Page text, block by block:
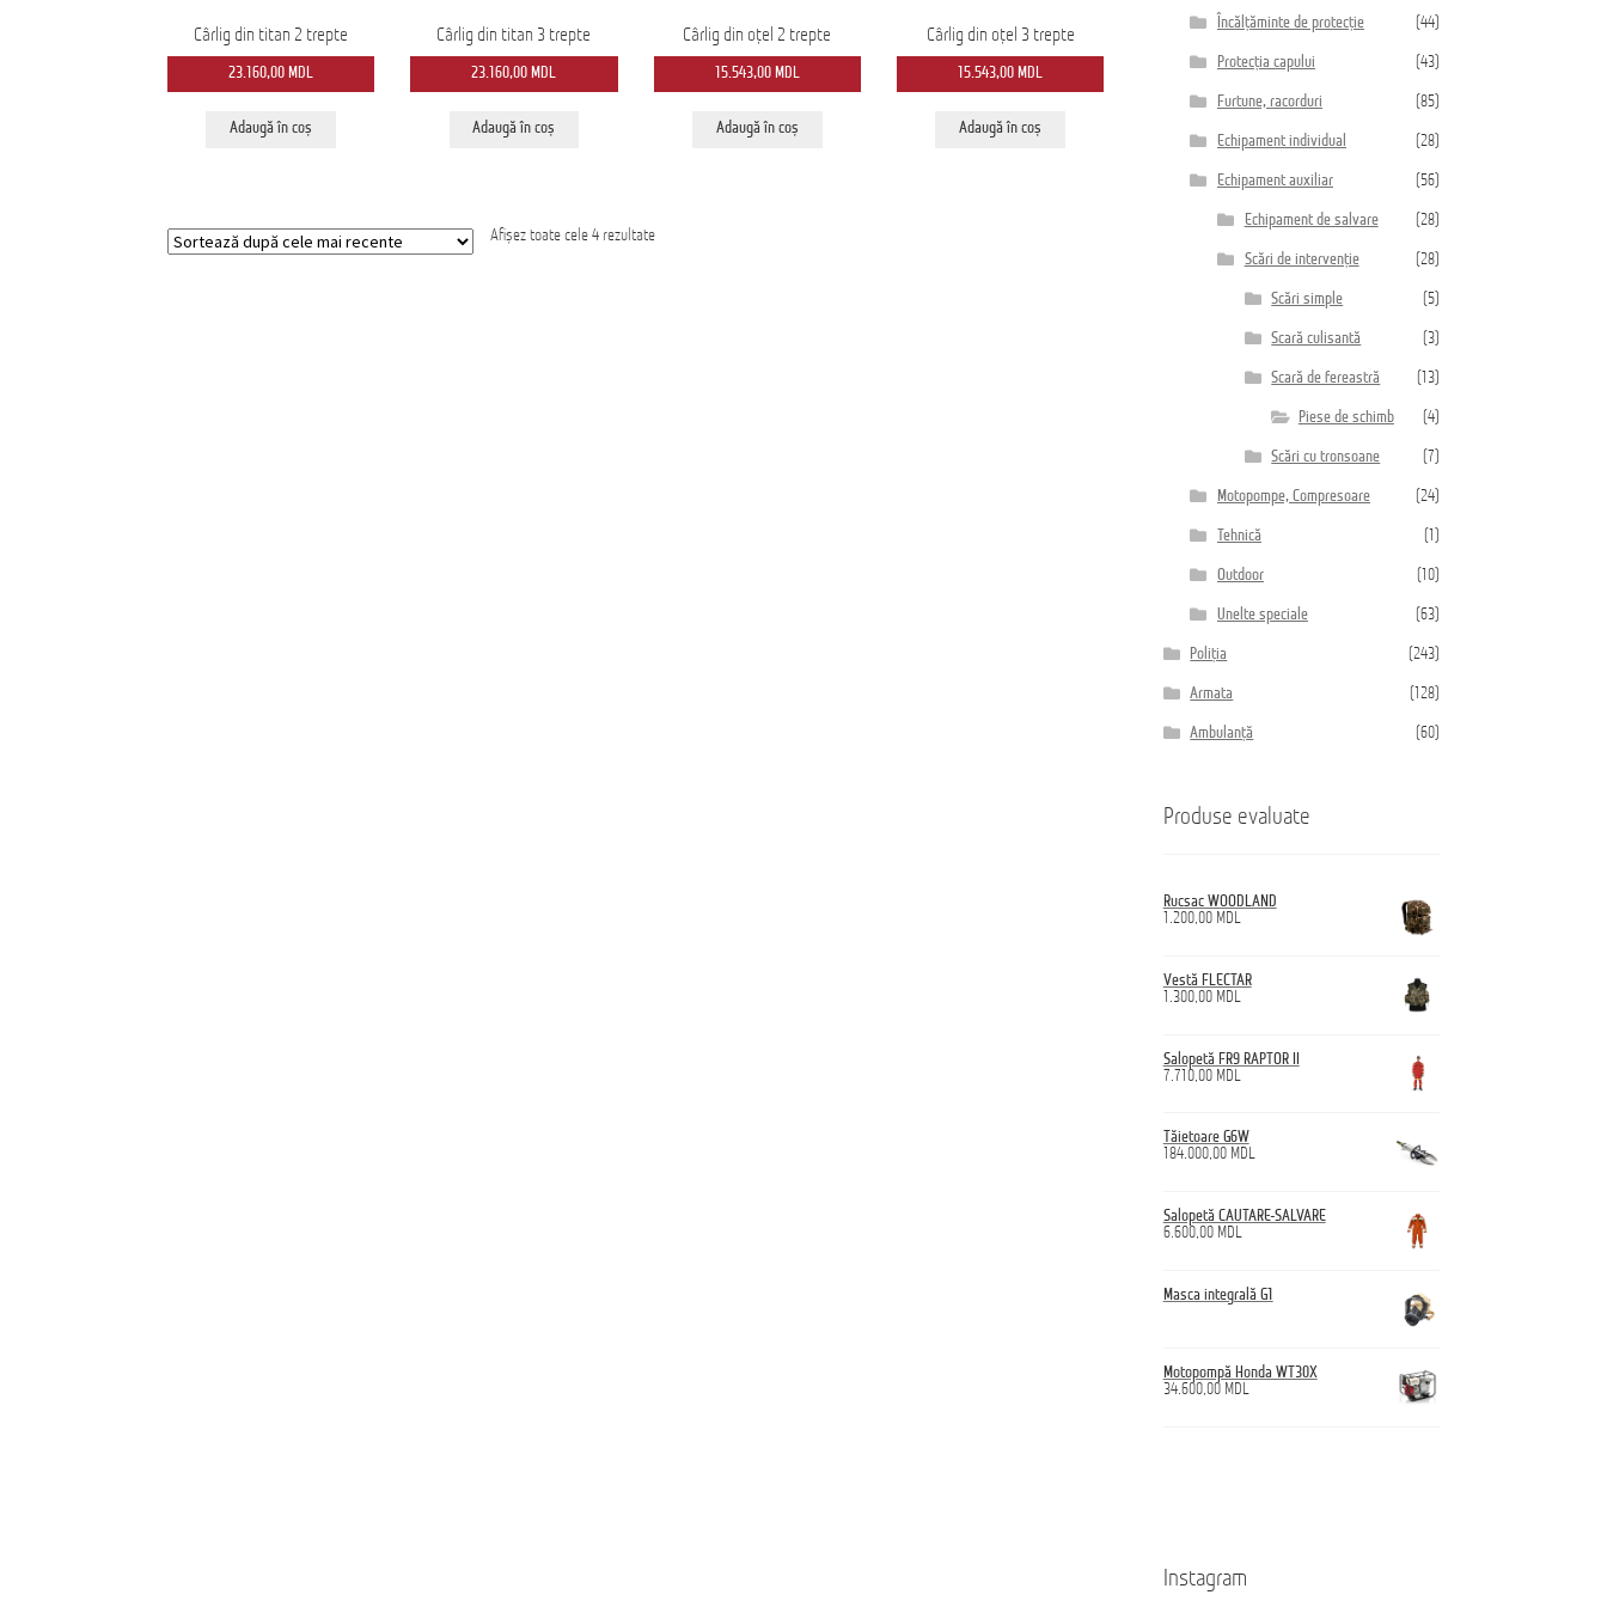
Cârlig din titan 2 trepte
23.160,00 MDL
Adaugă în coș
Cârlig din titan 3 trepte
23.160,00 MDL
Adaugă în coș
Cârlig din oțel 2 trepte
15.543,00 MDL
Adaugă în coș
Cârlig din oțel 3 trepte
15.543,00 MDL
Adaugă în coș
Afișez toate cele 4 rezultateSortat
Încălțăminte de protecție (44)
Protecția capului (43)
Furtune, racorduri (85)
Echipament individual (28)
Echipament auxiliar (56)
Echipament de salvare (28)
Scări de intervenție (28)
Scări simple (5)
Scară culisantă (3)
Scară de fereastră (13)
Piese de schimb (4)
Scări cu tronsoane (7)
Motopompe, Compresoare (24)
Tehnică
Outdoor (10)
Unelte speciale (63)
Poliția (243)
Armata (128)
Ambulanță (60)
Produse evaluate
Rucsac WOODLAND
1.200,00 MDL
Vestă FLECTAR
1.300,00 MDL
Salopetă FR9 RAPTOR II
7.710,00 MDL
Tăietoare G6W
184.000,00 MDL
Salopetă CAUTARE-SALVARE
6.600,00 MDL
Masca integrală G1
Motopompă Honda WT30X
34.600,00 MDL
Instagram